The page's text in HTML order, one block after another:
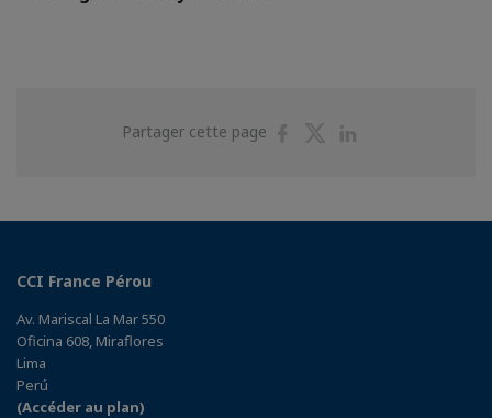
Partager cette page
PartagerPartager
CCI France Pérou
Av. Mariscal La Mar 550
Oficina 608, Miraflores
Lima
Perú
(Accéder au plan)